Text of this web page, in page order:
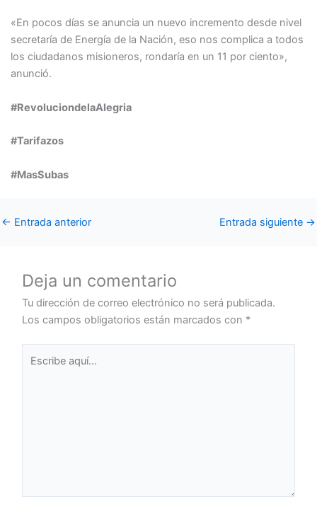
«En pocos días se anuncia un nuevo incremento desde nivel
secretaría de Energía de la Nación, eso nos complica a todos
los ciudadanos misioneros, rondaría en un 11 por ciento»,
anunció.
#RevoluciondelaAlegria
#Tarifazos
#MasSubas
← Entrada anterior Entrada siguiente →
Deja un comentario
Tu dirección de correo electrónico no será publicada.
Los campos obligatorios están marcados con *
aquí...